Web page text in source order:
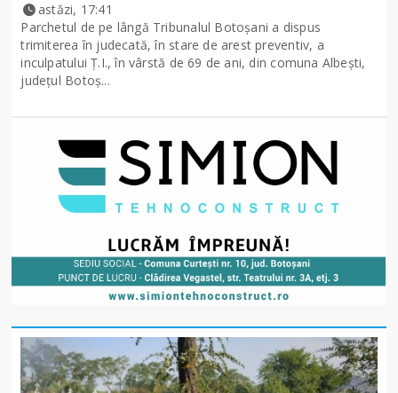
astăzi, 17:41
Parchetul de pe lângă Tribunalul Botoşani a dispus
trimiterea în judecată, în stare de arest preventiv, a
inculpatului Ț.I., în vârstă de 69 de ani, din comuna Albești,
județul Botoș...